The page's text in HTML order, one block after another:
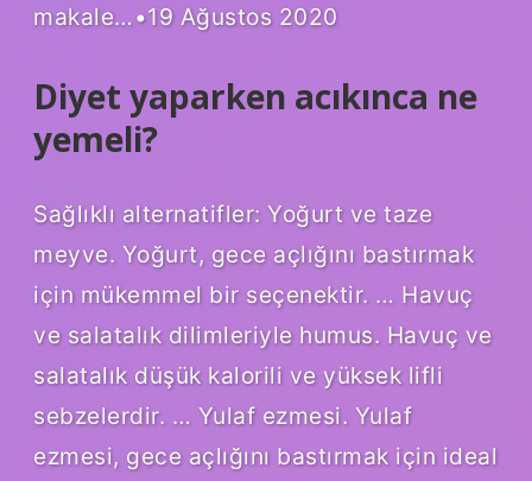
makale…•19 Ağustos 2020
Diyet yaparken acıkınca ne
yemeli?
Sağlıklı alternatifler: Yoğurt ve taze
meyve. Yoğurt, gece açlığını bastırmak
için mükemmel bir seçenektir. … Havuç
ve salatalık dilimleriyle humus. Havuç ve
salatalık düşük kalorili ve yüksek lifli
sebzelerdir. … Yulaf ezmesi. Yulaf
ezmesi, gece açlığını bastırmak için ideal